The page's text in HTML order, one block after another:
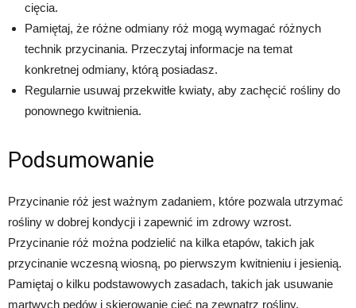
cięcia.
Pamiętaj, że różne odmiany róż mogą wymagać różnych
technik przycinania. Przeczytaj informacje na temat
konkretnej odmiany, którą posiadasz.
Regularnie usuwaj przekwitłe kwiaty, aby zachęcić rośliny do
ponownego kwitnienia.
Podsumowanie
Przycinanie róż jest ważnym zadaniem, które pozwala utrzymać
rośliny w dobrej kondycji i zapewnić im zdrowy wzrost.
Przycinanie róż można podzielić na kilka etapów, takich jak
przycinanie wczesną wiosną, po pierwszym kwitnieniu i jesienią.
Pamiętaj o kilku podstawowych zasadach, takich jak usuwanie
martwych pędów i skierowanie cięć na zewnątrz rośliny.